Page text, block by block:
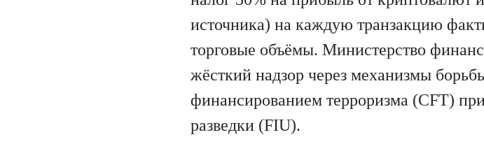
источника) на каждую транзакцию
торговые объёмы. Министерство
жёсткий надзор через механизмы
финансированием терроризма (CFT)
разведки (FIU).